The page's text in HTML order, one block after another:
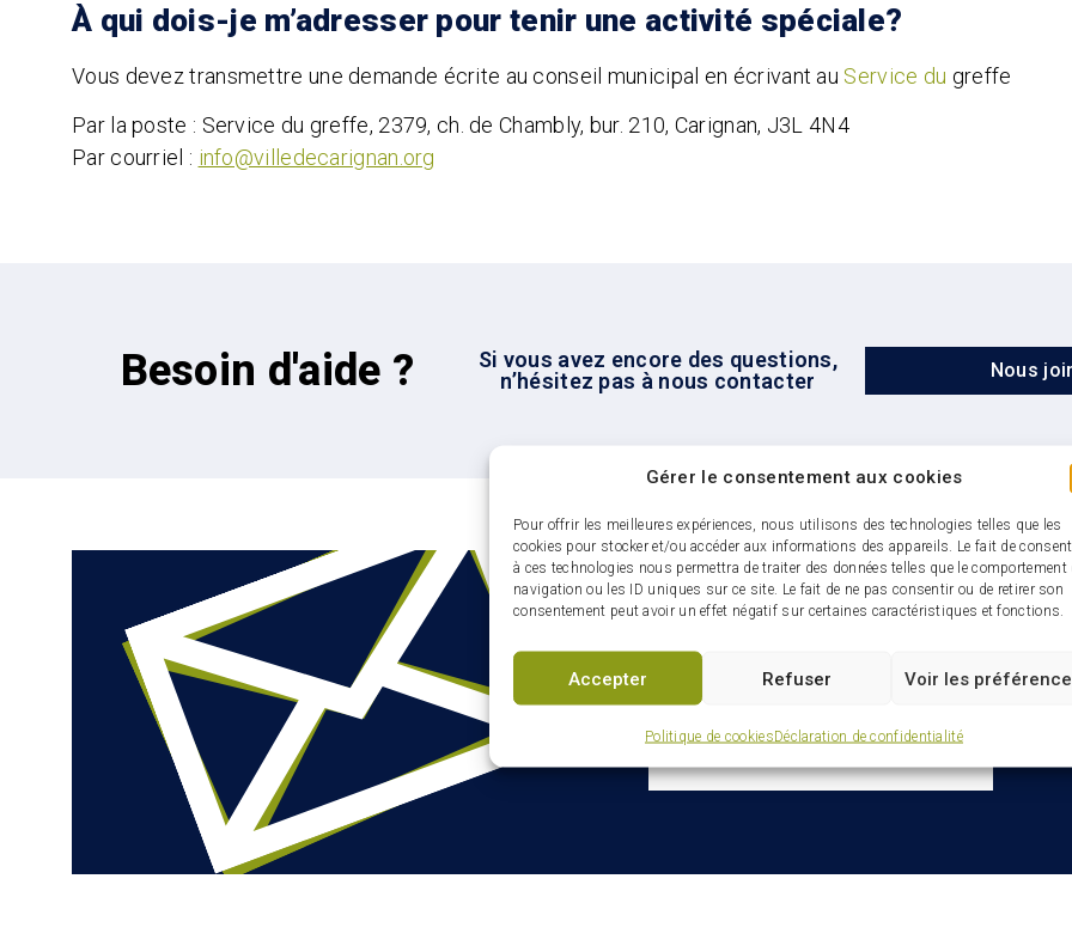
Gérer le consentement aux cookies
Pour offrir les meilleures expériences, nous utilisons des technologies telles que les
cookies pour stocker et/ou accéder aux informations des appareils. Le fait de
à ces technologies nous permettra de traiter des données telles que le comportement
navigation ou les ID uniques sur ce site. Le fait de ne pas consentir ou de retirer son
consentement peut avoir un effet négatif sur certaines caractéristiques et fonctions.
Accepter Refuser Voir les
Politique de cookiesDéclaration de confidentialité
À qui dois-je m’adresser pour tenir une activité spéciale?
Vous devez transmettre une demande écrite au conseil municipal en écrivant au Service du greffe
Par la poste : Service du greffe, 2379, ch. de Chambly, bur. 210, Carignan, J3L 4N4
Par courriel : info@villedecarignan.org
Besoin d'aide ?
Si vous avez encore des questions,
n’hésitez pas à nous contacter
Nous
Infolettre : restez